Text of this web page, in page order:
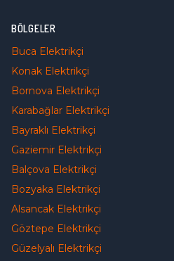
BÖLGELER
Buca Elektrikçi
Konak Elektrikçi
Bornova Elektrikçi
Karabağlar Elektrikçi
Bayraklı Elektrikçi
Gaziemir Elektrikçi
Balçova Elektrikçi
Bozyaka Elektrikçi
Alsancak Elektrikçi
Göztepe Elektrikçi
Güzelyalı Elektrikçi